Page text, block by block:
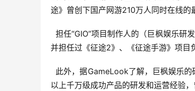
途》曾创下国产网游210万人同时在线的
担任“GIO”项目制作人的（巨枫娱乐研
并担任过《征途2》、《征途手游》项目
此外，据GameLook了解，巨枫娱乐
以上千万级成功产品的研发和运营经验，